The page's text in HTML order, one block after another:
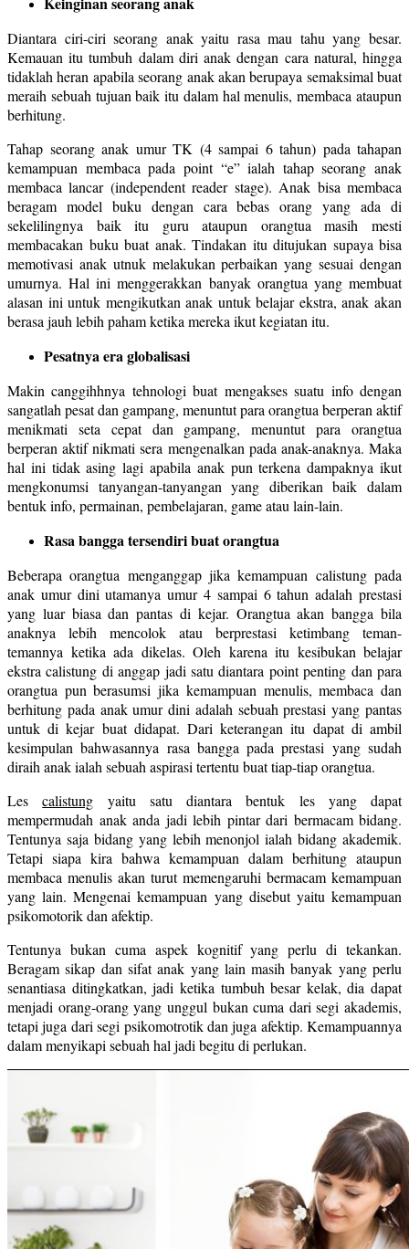
Diantara ciri-ciri seorang anak yaitu rasa mau tahu yang besar.
Kemauan itu tumbuh dalam diri anak dengan cara natural, hingga
tidaklah heran apabila seorang anak akan berupaya semaksimal buat
meraih sebuah tujuan baik itu dalam hal menulis, membaca ataupun
berhitung.
Tahap seorang anak umur TK (4 sampai 6 tahun) pada tahapan
kemampuan membaca pada point “e” ialah tahap seorang anak
membaca lancar (independent reader stage). Anak bisa membaca
beragam model buku dengan cara bebas orang yang ada di
sekelilingnya baik itu guru ataupun orangtua masih mesti
membacakan buku buat anak. Tindakan itu ditujukan supaya bisa
memotivasi anak utnuk melakukan perbaikan yang sesuai dengan
umurnya. Hal ini menggerakkan banyak orangtua yang membuat
alasan ini untuk mengikutkan anak untuk belajar ekstra, anak akan
berasa jauh lebih paham ketika mereka ikut kegiatan itu.
Pesatnya era globalisasi
Makin canggihhnya tehnologi buat mengakses suatu info dengan
sangatlah pesat dan gampang, menuntut para orangtua berperan aktif
menikmati seta cepat dan gampang, menuntut para orangtua
berperan aktif nikmati sera mengenalkan pada anak-anaknya. Maka
hal ini tidak asing lagi apabila anak pun terkena dampaknya ikut
mengkonumsi tanyangan-tanyangan yang diberikan baik dalam
bentuk info, permainan, pembelajaran, game atau lain-lain.
Rasa bangga tersendiri buat orangtua
Beberapa orangtua menganggap jika kemampuan calistung pada
anak umur dini utamanya umur 4 sampai 6 tahun adalah prestasi
yang luar biasa dan pantas di kejar. Orangtua akan bangga bila
anaknya lebih mencolok atau berprestasi ketimbang teman-
temannya ketika ada dikelas. Oleh karena itu kesibukan belajar
ekstra calistung di anggap jadi satu diantara point penting dan para
orangtua pun berasumsi jika kemampuan menulis, membaca dan
berhitung pada anak umur dini adalah sebuah prestasi yang pantas
untuk di kejar buat didapat. Dari keterangan itu dapat di ambil
kesimpulan bahwasannya rasa bangga pada prestasi yang sudah
diraih anak ialah sebuah aspirasi tertentu buat tiap-tiap orangtua.
Lescalistung yaitu satu diantara bentuk les yang dapat
mempermudah anak anda jadi lebih pintar dari bermacam bidang.
Tentunya saja bidang yang lebih menonjol ialah bidang akademik.
Tetapi siapa kira bahwa kemampuan dalam berhitung ataupun
membaca menulis akan turut memengaruhi bermacam kemampuan
yang lain. Mengenai kemampuan yang disebut yaitu kemampuan
psikomotorik dan afektip.
Tentunya bukan cuma aspek kognitif yang perlu di tekankan.
Beragam sikap dan sifat anak yang lain masih banyak yang perlu
senantiasa ditingkatkan, jadi ketika tumbuh besar kelak, dia dapat
menjadi orang-orang yang unggul bukan cuma dari segi akademis,
tetapi juga dari segi psikomotrotik dan juga afektip. Kemampuannya
dalam menyikapi sebuah hal jadi begitu di perlukan.